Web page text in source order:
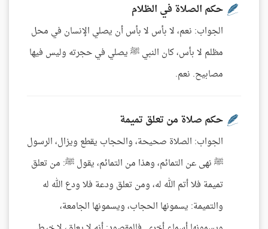
حكم الصلاة في الظلام
الجواب: نعم، لا بأس لا بأس أن يصلي الإنسان في محل
مظلم لا بأس، كان النبي ﷺ يصلي في حجرته وليس فيها
مصابيح. نعم.
حكم صلاة من تعلق تميمة
الجواب: الصلاة صحيحة، والحجاب يقطع ويزال، الرسول
ﷺ نهى عن التمائم، وهذا من التمائم، يقول ﷺ: من تعلق
تميمة فلا أتم الله له، ومن تعلق ودعة فلا ودع الله له
والتميمة: يسمونها الحجاب، ويسمونها الجامعة،